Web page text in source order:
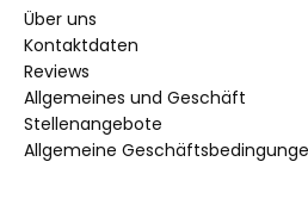
Über uns
Kontaktdaten
Reviews
Allgemeines und Geschäft
Stellenangebote
Allgemeine